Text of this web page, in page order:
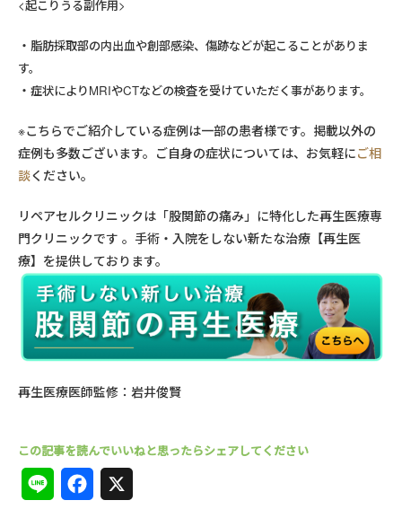
<起こりうる副作用>
脂肪採取部の内出血や創部感染、傷跡などが起こることがありま
す。
症状によりMRIやCTなどの検査を受けていただく事があります。
※こちらでご紹介している症例は一部の患者様です。掲載以外の
症例も多数ございます。ご自身の症状については、お気軽にご相
談ください。
リペアセルクリニックは「股関節の痛み」に特化した再生医療専
門クリニックです 。手術・入院をしない新たな治療【再生医
療】を提供しております。
再生医療医師監修：岩井俊賢